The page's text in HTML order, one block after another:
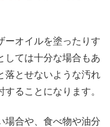
ーオイルを塗ったりす
しては十分な場合もあ
落とせないような汚れ
ることになります。
場合や、食べ物や油分